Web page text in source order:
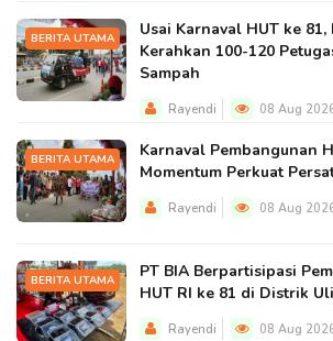
BERITA UTAMA
Usai Karnaval HUT ke
Kerahkan 100-120
Sampah
Rayendi 08 Aug
BERITA UTAMA
Karnaval Pembangunan
Momentum Perkuat
Rayendi 08 Aug
BERITA UTAMA
PT BIA Berpartisipasi
HUT RI ke 81 di Distrik
Rayendi 08 Aug